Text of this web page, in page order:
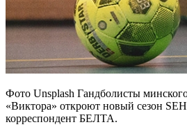
Фото Unsplash Гандболисты
«Виктора» откроют новый сезон
корреспондент БЕЛТА.